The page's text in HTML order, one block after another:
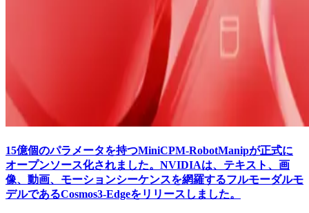
15億個のパラメータを持つMiniCPM-RobotManipが正式に
オープンソース化されました。NVIDIAは、テキスト、画
像、動画、モーションシーケンスを網羅するフルモーダルモ
デルであるCosmos3-Edgeをリリースしました。